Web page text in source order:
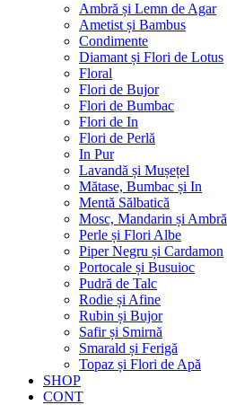
Ambră și Lemn de Agar
Ametist și Bambus
Condimente
Diamant și Flori de Lotus
Floral
Flori de Bujor
Flori de Bumbac
Flori de In
Flori de Perlă
In Pur
Lavandă și Mușețel
Mătase, Bumbac și In
Mentă Sălbatică
Mosc, Mandarin și Ambră
Perle și Flori Albe
Piper Negru și Cardamon
Portocale și Busuioc
Pudră de Talc
Rodie și Afine
Rubin și Bujor
Safir și Smirnă
Smarald și Ferigă
Topaz și Flori de Apă
SHOP
CONT